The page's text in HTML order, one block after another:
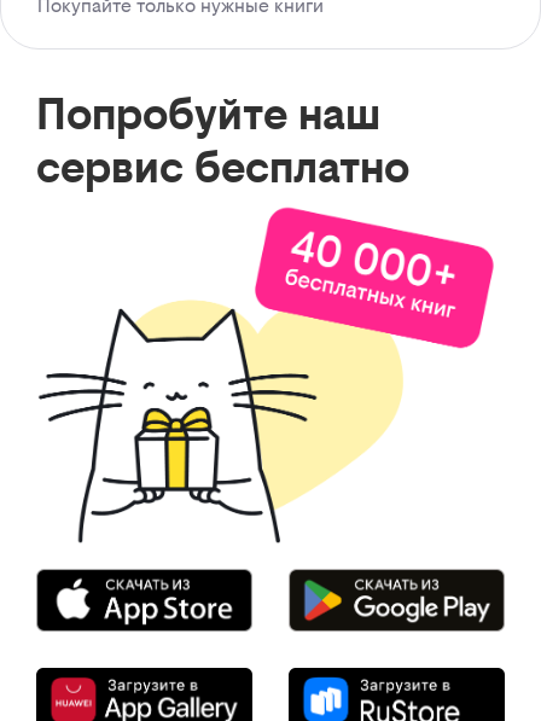
Покупайте только нужные книги
Попробуйте наш
сервис бесплатно